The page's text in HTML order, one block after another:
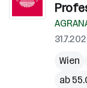
Wien
ab